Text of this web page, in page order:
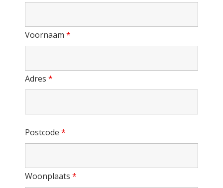
Voornaam *
Adres *
Postcode *
Woonplaats *